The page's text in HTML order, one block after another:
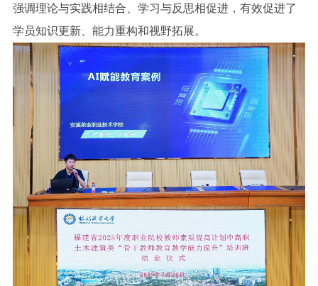
强调理论与实践相结合、学习与反思相促进，有效促进了
学员知识更新、能力重构和视野拓展。